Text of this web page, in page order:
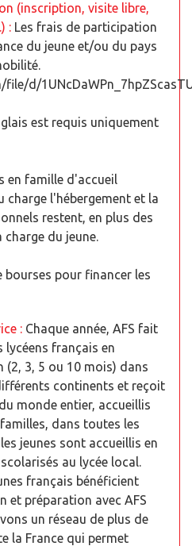
(inscription, visite libre,
: Les frais de participation
du jeune et/ou du pays
d/
est requis uniquement
en famille d'accueil
charge l'hébergement et la
restent, en plus des
du jeune.
bourses pour financer les
: Chaque année, AFS fait
lycéens français en
(2, 3, 5 ou 10 mois) dans
continents et reçoit
monde entier, accueillis
dans toutes les
jeunes sont accueillis en
au lycée local.
français bénéficient
et préparation avec AFS
un réseau de plus de
la France qui permet